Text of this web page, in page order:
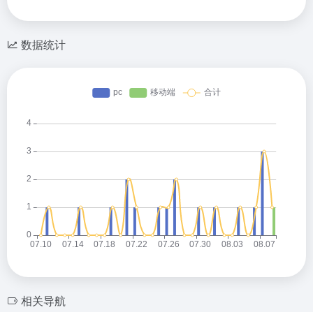
数据统计
相关导航